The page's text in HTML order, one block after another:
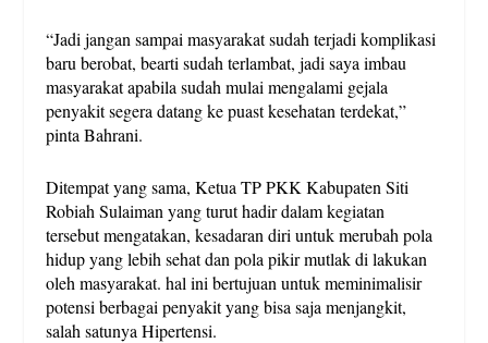
“Jadi jangan sampai masyarakat sudah terjadi komplikasi
baru berobat, bearti sudah terlambat, jadi saya imbau
masyarakat apabila sudah mulai mengalami gejala
penyakit segera datang ke puast kesehatan terdekat,”
pinta Bahrani.
Ditempat yang sama, Ketua TP PKK Kabupaten Siti
Robiah Sulaiman yang turut hadir dalam kegiatan
tersebut mengatakan, kesadaran diri untuk merubah pola
hidup yang lebih sehat dan pola pikir mutlak di lakukan
oleh masyarakat. hal ini bertujuan untuk meminimalisir
potensi berbagai penyakit yang bisa saja menjangkit,
salah satunya Hipertensi.